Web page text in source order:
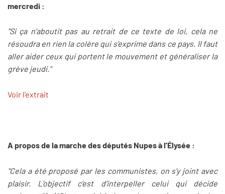
mercredi :
"Si ça n’aboutit pas au retrait de ce texte de loi, cela ne
résoudra en rien la colère qui s’exprime dans ce pays. Il faut
aller aider ceux qui portent le mouvement et généraliser la
grève jeudi."
Voir l'extrait
A propos de la marche des députés Nupes à l'Élysée :
"Cela a été proposé par les communistes, on s’y joint avec
plaisir. L’objectif c’est d’interpeller celui qui décide